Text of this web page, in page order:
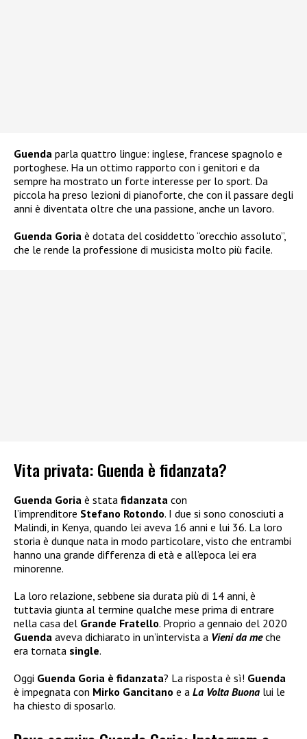
Guenda parla quattro lingue: inglese, francese spagnolo e
portoghese. Ha un ottimo rapporto con i genitori e da
sempre ha mostrato un forte interesse per lo sport. Da
piccola ha preso lezioni di pianoforte, che con il passare degli
anni è diventata oltre che una passione, anche un lavoro.
Guenda Goria è dotata del cosiddetto “orecchio assoluto”,
che le rende la professione di musicista molto più facile.
Vita privata: Guenda è fidanzata?
Guenda Goria è stata fidanzata con
l’imprenditore Stefano Rotondo. I due si sono conosciuti a
Malindi, in Kenya, quando lei aveva 16 anni e lui 36. La loro
storia è dunque nata in modo particolare, visto che entrambi
hanno una grande differenza di età e all’epoca lei era
minorenne.
La loro relazione, sebbene sia durata più di 14 anni, è
tuttavia giunta al termine qualche mese prima di entrare
nella casa del Grande Fratello. Proprio a gennaio del 2020
Guenda aveva dichiarato in un’intervista a Vieni da meche
era tornata single.
Oggi Guenda Goria è fidanzata? La risposta è sì! Guenda
è impegnata con Mirko Gancitano e a La Volta Buona lui le
ha chiesto di sposarlo.